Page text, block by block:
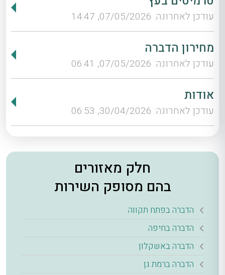
עודכן לאחרונה: 07/05/2026, 14:47
מחירון הדברה
עודכן לאחרונה: 07/05/2026, 06:41
אודות
עודכן לאחרונה: 30/04/2026, 06:53
חלק מאזורים
בהם מסופק השירות
הדברה בפתח תקווה
הדברה בחיפה
הדברה באשקלון
הדברה ברמת גן